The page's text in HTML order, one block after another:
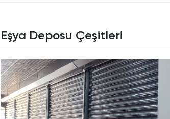
Eşya Deposu Çeşitleri